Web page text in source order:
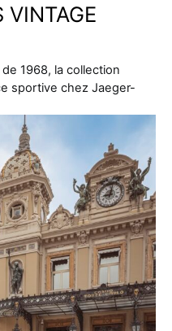
VINTAGE
1968, la collection
sportive chez Jaeger-